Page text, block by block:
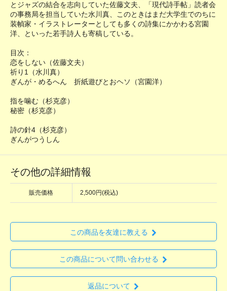
とジャズの結合を志向していた佐藤文夫、「現代詩手帖」読者会
の事務局を担当していた水川真、このときはまだ大学生でのちに
装幀家・イラストレーターとしても多くの詩集にかかわる宮園
洋、といった若手詩人も寄稿している。
目次：
恋をしない（佐藤文夫）
祈り1（水川真）
ぎんが・めるへん 折紙遊びとおヘソ（宮園洋）
指を噛む（杉克彦）
秘密（杉克彦）
詩の針4（杉克彦）
ぎんがつうしん
その他の詳細情報
販売価格 2,500円(税込)
この商品を友達に教える
この商品について問い合わせる
返品について